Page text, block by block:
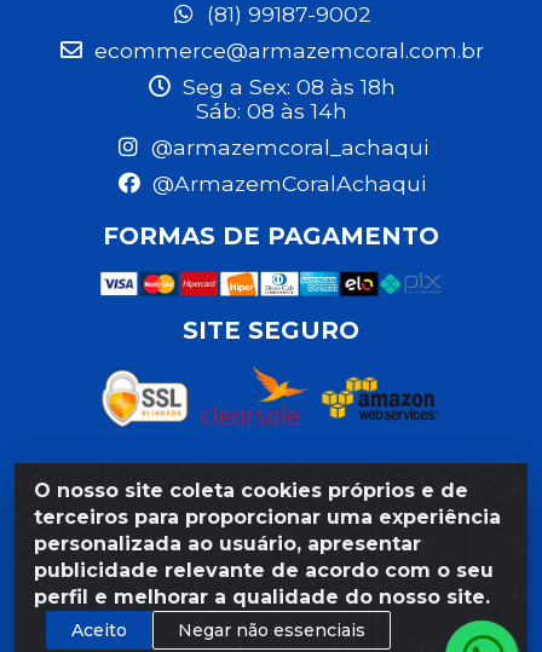
O nosso site coleta cookies próprios e de
terceiros para proporcionar uma experiência
personalizada ao usuário, apresentar
publicidade relevante de acordo com o seu
perfil e melhorar a qualidade do nosso site.
Aceito Negar não essenciais
(81) 99187-9002
ecommerce@armazemcoral.com.br
Seg a Sex: 08 às 18h
Sáb: 08 às 14h
@armazemcoral_achaqui
@ArmazemCoralAchaqui
FORMAS DE PAGAMENTO
SITE SEGURO
Razão Social: Armazém Coral LTDA - Rua da Praia,
103 - São José - Recife/PE - CEP 50020-550 -
CNPJ 11.623.188/0027-80